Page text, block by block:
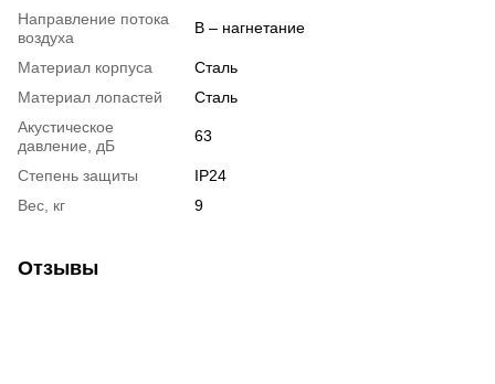
Направление потока
воздуха
B – нагнетание
Материал корпуса
Сталь
Материал лопастей
Сталь
Акустическое
давление, дБ
63
Степень защиты
IP24
Вес, кг
9
Отзывы